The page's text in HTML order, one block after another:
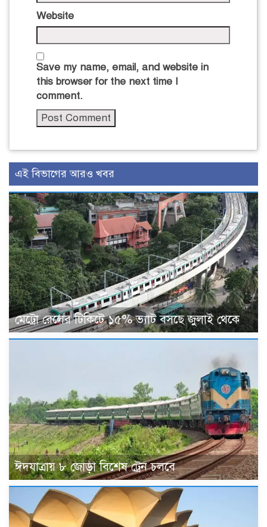
Website
Save my name, email, and website in
this browser for the next time I
comment.
এই বিভাগের আরও খবর
মেট্রো রেলের টিকিটে ১৫% ভ্যাট বসছে জুলাই থেকে
ঈদযাত্রায় ৮ জোড়া বিশেষ ট্রেন চলবে